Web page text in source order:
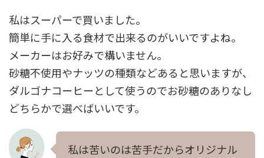
私はスーパーで買いました。
簡単に手に入る食材で出来るのがいいですよね。
メーカーはお好みで構いません。
砂糖不使用やナッツの種類などあると思いますが、
ダルゴナコーヒーとして使うのでお砂糖のありなし
どちらかで選べばいいです。
私は苦いのは苦手だからオリジナル